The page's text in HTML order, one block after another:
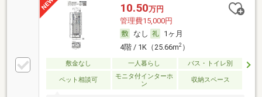
10.50万円
管理費15,000円
なし
1ヶ月
4階 / 1K（25.66m2）
敷金なし 一人暮らし バス・トイレ別
ペット相談可
モニタ付インターホ
ン
収納スペース